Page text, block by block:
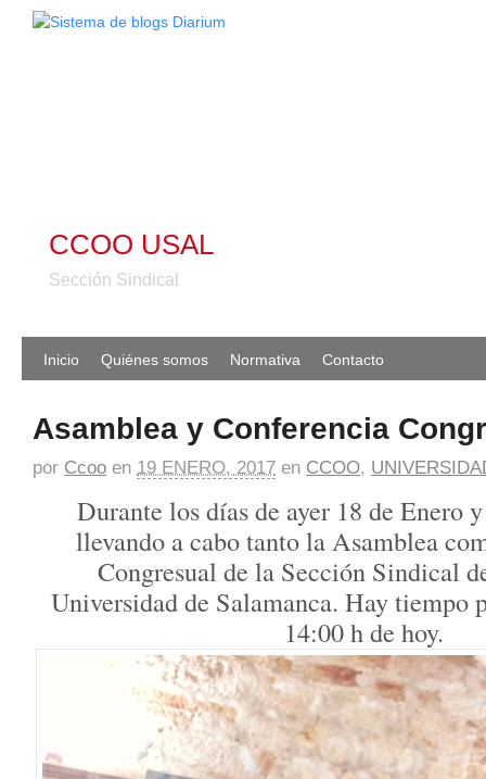
CCOO USAL
Sección Sindical
Inicio Quiénes somos Normativa Contacto
Asamblea y Conferencia
por Ccoo en 19 ENERO, 2017 en CCOO,
Durante los días de ayer 18 de Enero
llevando a cabo tanto la Asamblea
Congresual de la Sección Sindical
Universidad de Salamanca. Hay tiempo
14:00 h de hoy.